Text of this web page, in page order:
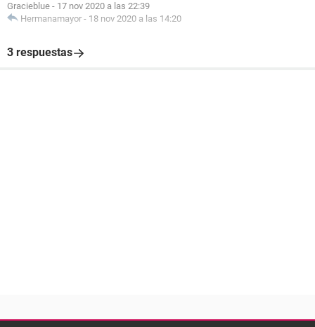
Gracieblue - 17 nov 2020 a las 22:39
Hermanamayor - 18 nov 2020 a las 14:20
3 respuestas